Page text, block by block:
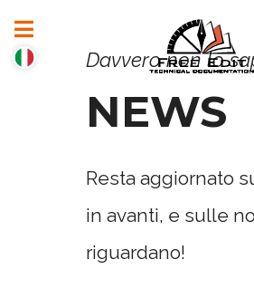
Davvero non lo
NEWS
Resta aggiornato
in avanti, e sulle
riguardano!